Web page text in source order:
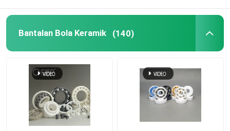
Bantalan Bola Keramik (140)